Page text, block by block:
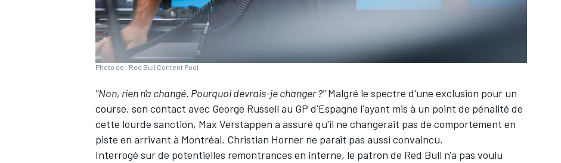
WEC
Photo de : Red Bull Content Pool
"Non, rien n'a changé. Pourquoi devrais-je changer ?"Malgré le spectre d'une exclusion pour un
course, son contact avec George Russell au GP d'Espagne l'ayant mis à un point de pénalité de
cette lourde sanction, Max Verstappen a assuré qu'il ne changerait pas de comportement en
piste en arrivant à Montréal. Christian Horner ne paraît pas aussi convaincu.
Interrogé sur de potentielles remontrances en interne, le patron de Red Bull n'a pas voulu